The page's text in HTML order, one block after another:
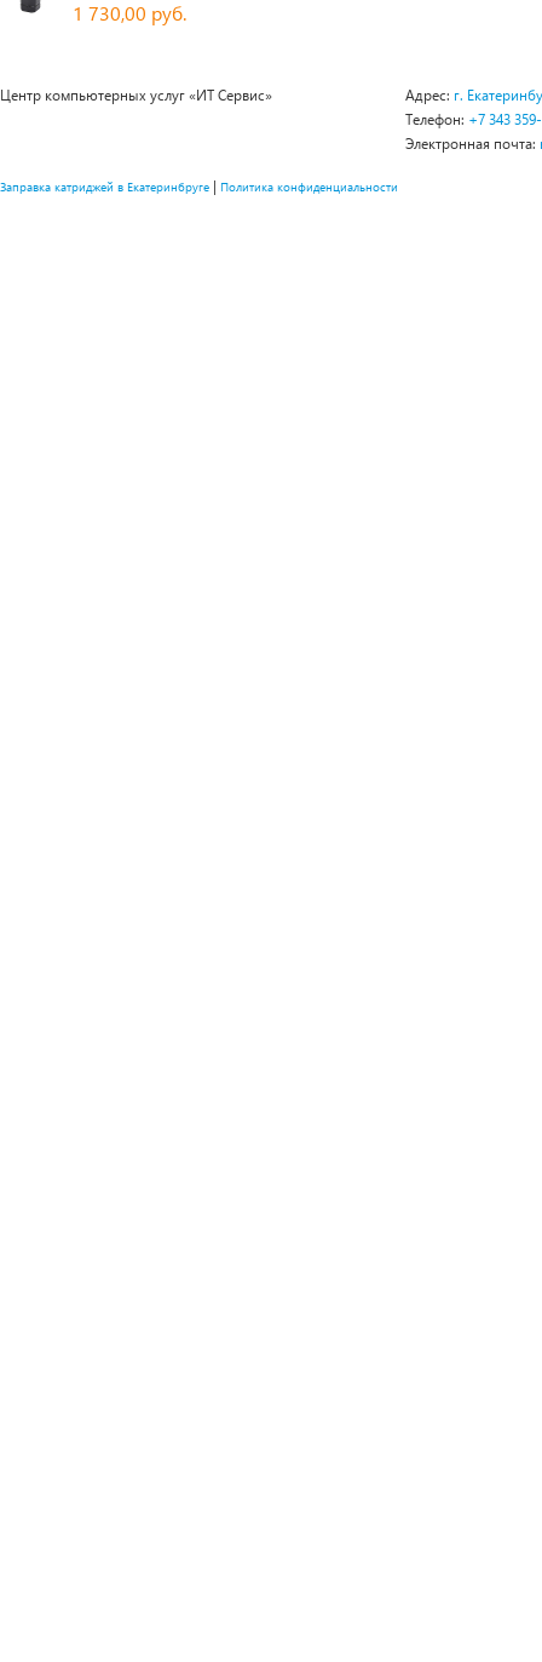
1 730,00 руб.
Центр компьютерных услуг «ИТ Сервис» Адрес: г.
Телефон: +7 343
Электронная почта:
Заправка катриджей в Екатеринбруге | Политика конфиденциальности